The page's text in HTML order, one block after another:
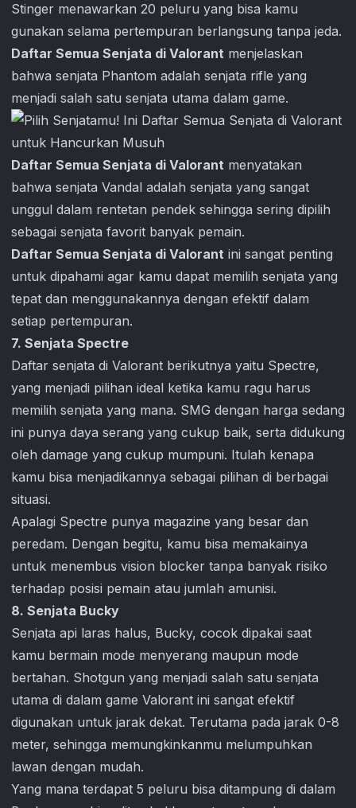
Stinger menawarkan 20 peluru yang bisa kamu
gunakan selama pertempuran berlangsung tanpa jeda.
Daftar Semua Senjata di Valorant menjelaskan
bahwa senjata Phantom adalah senjata rifle yang
menjadi salah satu senjata utama dalam game.
Daftar Semua Senjata di Valorant menyatakan
bahwa senjata Vandal adalah senjata yang sangat
unggul dalam rentetan pendek sehingga sering dipilih
sebagai senjata favorit banyak pemain.
Daftar Semua Senjata di Valorant ini sangat penting
untuk dipahami agar kamu dapat memilih senjata yang
tepat dan menggunakannya dengan efektif dalam
setiap pertempuran.
7. Senjata Spectre
Daftar senjata di Valorant berikutnya yaitu Spectre,
yang menjadi pilihan ideal ketika kamu ragu harus
memilih senjata yang mana. SMG dengan harga sedang
ini punya daya serang yang cukup baik, serta didukung
oleh damage yang cukup mumpuni. Itulah kenapa
kamu bisa menjadikannya sebagai pilihan di berbagai
situasi.
Apalagi Spectre punya magazine yang besar dan
peredam. Dengan begitu, kamu bisa memakainya
untuk menembus vision blocker tanpa banyak risiko
terhadap posisi pemain atau jumlah amunisi.
8. Senjata Bucky
Senjata api laras halus, Bucky, cocok dipakai saat
kamu bermain mode menyerang maupun mode
bertahan. Shotgun yang menjadi salah satu senjata
utama di dalam game Valorant ini sangat efektif
digunakan untuk jarak dekat. Terutama pada jarak 0-8
meter, sehingga memungkinkanmu melumpuhkan
lawan dengan mudah.
Yang mana terdapat 5 peluru bisa ditampung di dalam